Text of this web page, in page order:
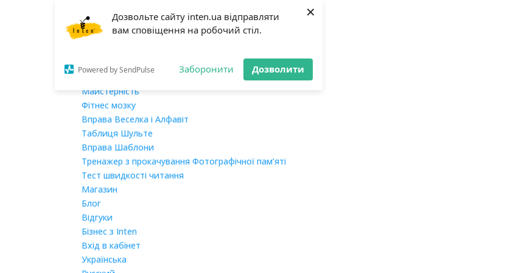
Дозвольте сайту inten.ua відправляти
вам сповіщення на робочий стіл.
Powered by SendPulse Заборонити Дозволити
×
Головна
Про нас
Розвиток пам’яті
Майстерність
Фітнес мозку
Вправа Веселка і Алфавіт
Таблиця Шульте
Вправа Шаблони
Тренажер з прокачування Фотографічної пам’яті
Тест швидкості читання
Магазин
Блог
Відгуки
Бізнес з Inten
Вхід в кабінет
Українська